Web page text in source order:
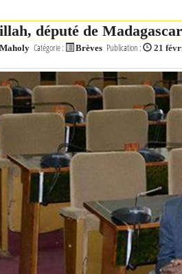
député de
Maholy Catégorie : Brèves Publication : 21